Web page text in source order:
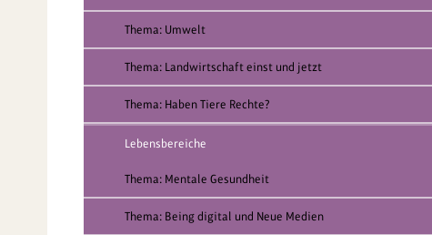
Thema: Umwelt
Thema: Landwirtschaft einst und jetzt
Thema: Haben Tiere Rechte?
Lebensbereiche
Thema: Mentale Gesundheit
Thema: Being digital und Neue Medien